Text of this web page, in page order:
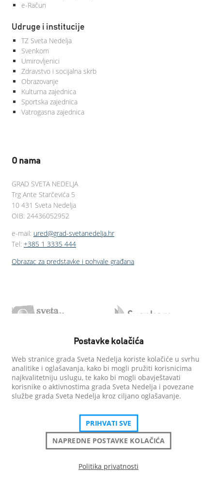
e-Račun
Udruge i institucije
TZ Sveta Nedelja
Svenkom
Umirovljenici
Zdravstvo i socijalna skrb
Obrazovanje
Kulturna zajednica
Sportska zajednica
Vatrogasna zajednica
O nama
GRAD SVETA NEDELJA
Trg Ante Starčevića 5
10 431 Sveta Nedelja
OIB: 24436052952
e-mail: ured@grad-svetanedelja.hr
Tel: +385 1 3335 444
Obrazac za predstavke i pohvale građana
Postavke kolačića
Web stranice grada Sveta Nedelja koriste kolačiće u svrhu
analitike i oglašavanja, kako bi mogli pružiti korisnicima
najkvalitetniju uslugu, te kako bi mogli obavještavati
korisnike o aktivnostima grada Sveta Nedelja i povezane
službe grada Sveta Nedelja kroz ciljano oglašavanje.
PRIHVATI SVE
NAPREDNE POSTAVKE KOLAČIĆA
Politika privatnosti